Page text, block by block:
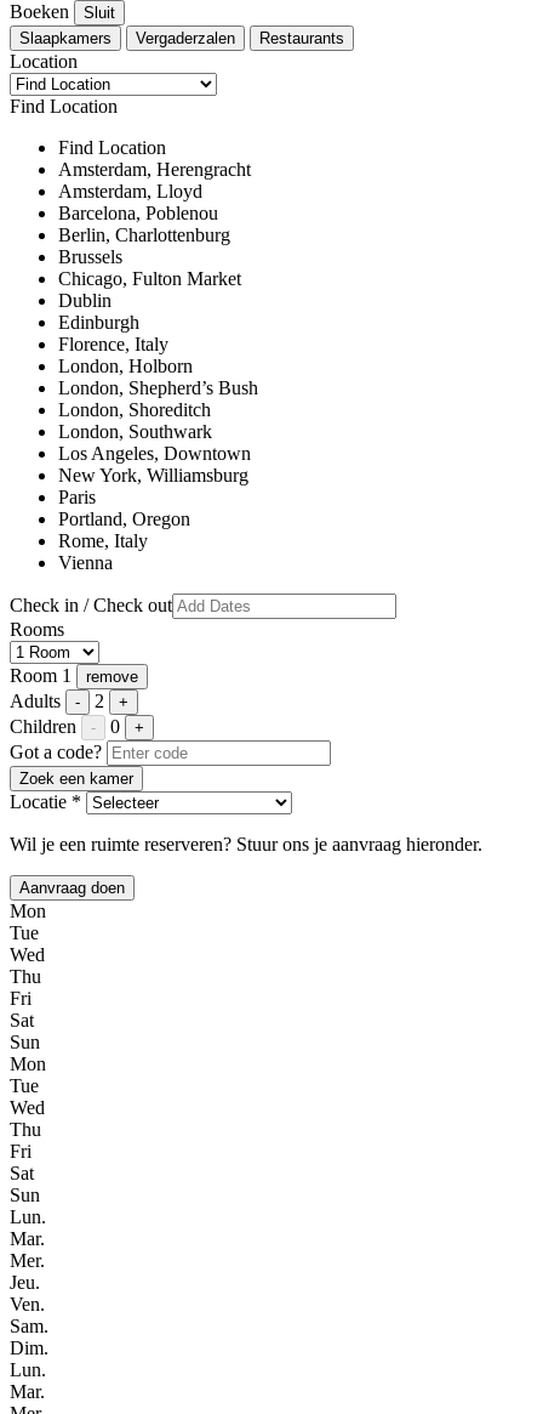
Boeken
Sluit
Slaapkamers
Vergaderzalen Restaurants
Location
Find Location
Find Location
Amsterdam, Herengracht
Amsterdam, Lloyd
Barcelona, Poblenou
Berlin, Charlottenburg
Brussels
Chicago, Fulton Market
Dublin
Edinburgh
Florence, Italy
London, Holborn
London, Shepherd’s Bush
London, Shoreditch
London, Southwark
Los Angeles, Downtown
New York, Williamsburg
Paris
Portland, Oregon
Rome, Italy
Vienna
Check in / Check out
Rooms
Room 1 remove
Adults - 2 +
Children - 0 +
Got a code?
Zoek een kamer
Locatie *
Wil je een ruimte reserveren? Stuur ons je aanvraag hieronder.
Aanvraag doen
Mon
Tue
Wed
Thu
Fri
Sat
Sun
Mon
Tue
Wed
Thu
Fri
Sat
Sun
Lun.
Mar.
Mer.
Jeu.
Ven.
Sam.
Dim.
Lun.
Mar.